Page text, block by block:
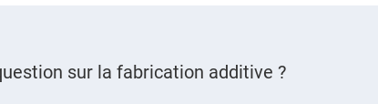
sur la fabrication additive ?